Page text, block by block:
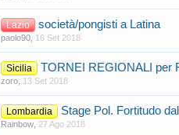
Lazio società/pongisti a Latina
paolo90 16 Set 2018
Sicilia TORNEI REGIONALI per
zoro 13 Set 2018
Lombardia Stage Pol. Fortitudo
Rainbow 27 Ago 2018